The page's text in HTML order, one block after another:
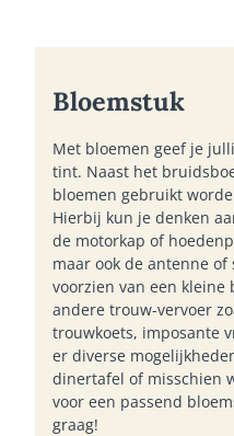
Bloemstuk
Met bloemen geef je
tint. Naast het
bloemen gebruikt
Hierbij kun je denken
de motorkap of
maar ook de antenne
voorzien van een kleine
andere trouw-vervoer
trouwkoets, imposante
er diverse
dinertafel of misschien
voor een passend
graag!